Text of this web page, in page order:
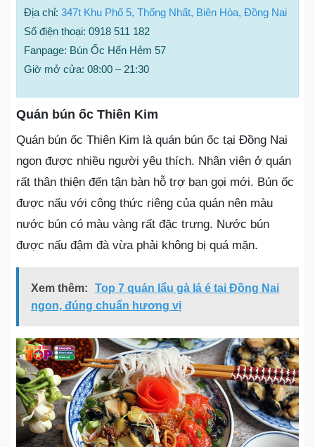
Địa chỉ: 347t Khu Phố 5, Thống Nhất, Biên Hòa, Đồng Nai
Số điện thoại: 0918 511 182
Fanpage: Bún Ốc Hến Hẻm 57
Giờ mở cửa: 08:00 – 21:30
Quán bún ốc Thiên Kim
Quán bún ốc Thiên Kim là quán bún ốc tại Đồng Nai
ngon được nhiều người yêu thích. Nhân viên ở quán
rất thân thiện đến tận bàn hỗ trợ bạn gọi mới. Bún ốc
được nấu với công thức riêng của quán nên màu
nước bún có màu vàng rất đặc trưng. Nước bún
được nấu đậm đà vừa phải không bị quá mặn.
Xem thêm:
Top 7 quán lẩu gà lá é tại Đồng Nai
ngon, đúng chuẩn hương vị